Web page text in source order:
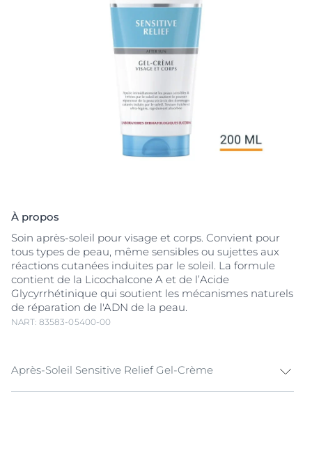
À propos
Soin après-soleil pour visage et corps. Convient pour
tous types de peau, même sensibles ou sujettes aux
réactions cutanées induites par le soleil. La formule
contient de la Licochalcone A et de l’Acide
Glycyrrhétinique qui soutient les mécanismes naturels
de réparation de l'ADN de la peau.
NART: 83583-05400-00
Après-Soleil Sensitive Relief Gel-Crème